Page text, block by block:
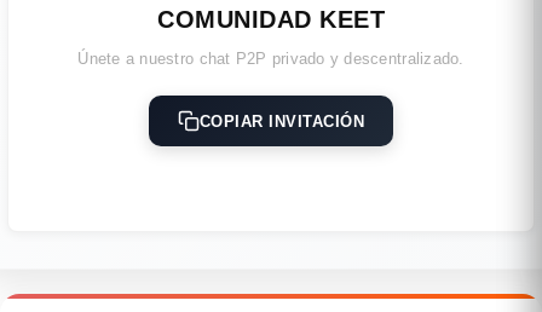
COMUNIDAD KEET
Únete a nuestro chat P2P privado y descentralizado.
COPIAR INVITACIÓN